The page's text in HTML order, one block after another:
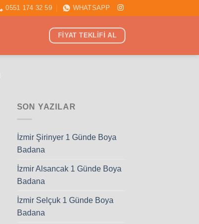
0551 174 32 59 WHATSAPP
FİYAT TEKLİFİ AL
SON YAZILAR
İzmir Şirinyer 1 Günde Boya
Badana
İzmir Alsancak 1 Günde Boya
Badana
İzmir Selçuk 1 Günde Boya
Badana